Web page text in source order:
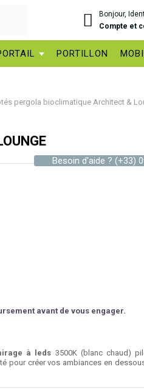
Bonjour,
Compte et
PORTILLON
pergola bioclimatique Architect &
Besoin d'aide ? (+33)
avant de vous engager.
à leds 3500K (blanc chaud)
pour créer vos ambiances en